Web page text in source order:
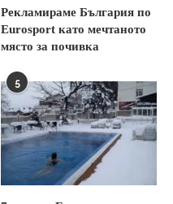
Рекламираме България по
Eurosport като мечтаното
място за почивка
5